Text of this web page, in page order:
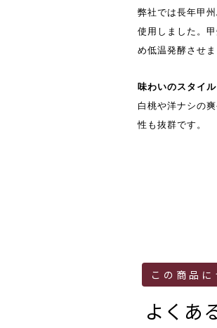
弊社では長年甲
使用しました。
め低温発酵させ
味わいのスタイル
白桃や洋ナシの
性も抜群です。
この商品
よくあ